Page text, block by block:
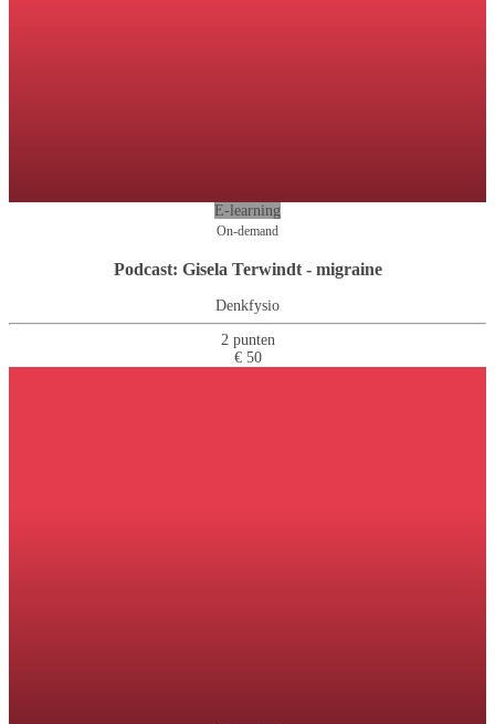
E-learning
On-demand
Podcast: Gisela Terwindt - migraine
Denkfysio
2 punten
€ 50